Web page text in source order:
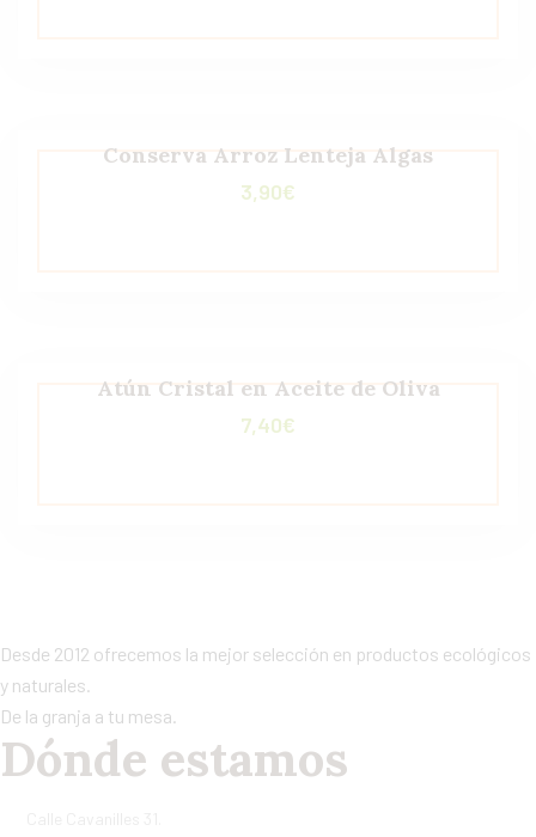
Conserva Arroz Lenteja Algas
3,90€
Atún Cristal en Aceite de Oliva
7,40€
Desde 2012 ofrecemos la mejor selección en productos ecológicos
y naturales.
De la granja a tu mesa.
Dónde estamos